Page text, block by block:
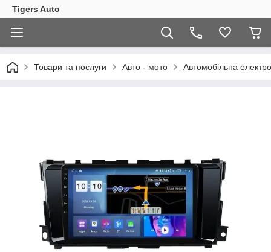
Tigers Auto
Товари та послуги Авто - мото Автомобільна